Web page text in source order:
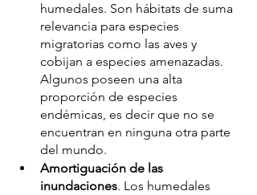
humedales. Son hábitats de suma
relevancia para especies
migratorias como las aves y
cobijan a especies amenazadas.
Algunos poseen una alta
proporción de especies
endémicas, es decir que no se
encuentran en ninguna otra parte
del mundo.
Amortiguación de las
inundaciones. Los humedales